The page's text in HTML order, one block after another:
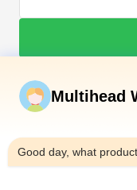
Multihead
Good day, what